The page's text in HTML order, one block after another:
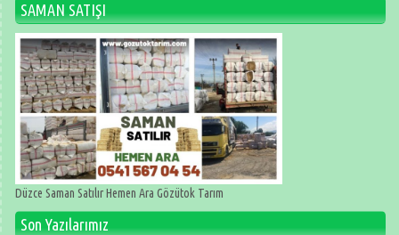
SAMAN SATIŞI
Düzce Saman Satılır Hemen Ara Gözütok Tarım
Son Yazılarımız